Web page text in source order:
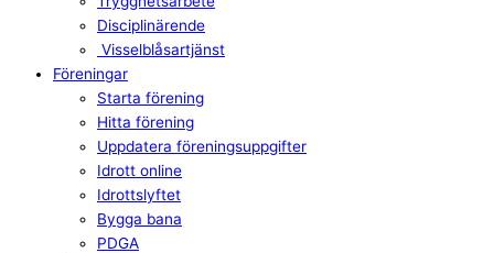
Disciplinärende
Visselblåsartjänst
Föreningar
Starta förening
Hitta förening
Uppdatera föreningsuppgifter
Idrott online
Idrottslyftet
Bygga bana
PDGA